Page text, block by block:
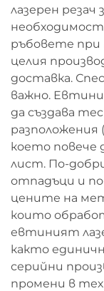
лазерен
ръбовете при
целия
доставка.
важно.
да създава
разположения
което повече
лист. По-
отпадъци и
цените на
които
евтиният
както
серийни
промени в